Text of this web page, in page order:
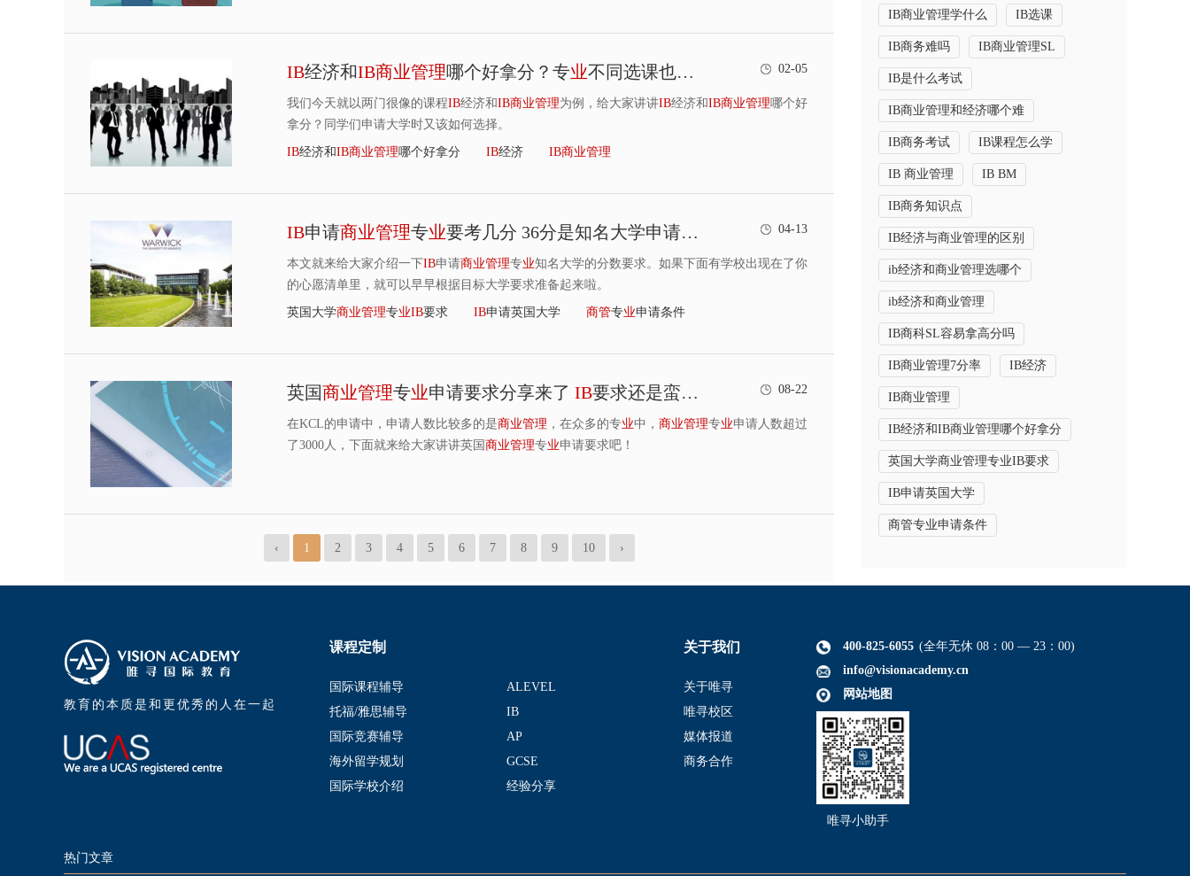
IB经济和IB商业管理哪个好拿分？专业不同选课也是有偏好的哦！ 02-05
我们今天就以两门很像的课程IB经济和IB商业管理为例，给大家讲讲IB经济和IB商业管理哪个好
拿分？同学们申请大学时又该如何选择。
IB经济和IB商业管理哪个好拿分 IB经济 IB商业管理
IB申请商业管理专业要考几分 36分是知名大学申请门槛 04-13
本文就来给大家介绍一下IB申请商业管理专业知名大学的分数要求。如果下面有学校出现在了你
的心愿清单里，就可以早早根据目标大学要求准备起来啦。
英国大学商业管理专业IB要求 IB申请英国大学 商管专业申请条件
英国商业管理专业申请要求分享来了 IB要求还是蛮高的 08-22
在KCL的申请中，申请人数比较多的是商业管理 ，在众多的专业中， 商业管理专业申请人数超过
了3000人，下面就来给大家讲讲英国 商业管理专业申请要求吧！
‹ 1 2 3 4 5 6 7 8 9 10 ›
IB商业管理学什么 IB选课
IB商务难吗 IB商业管理SL
IB是什么考试
IB商业管理和经济哪个难
IB商务考试 IB课程怎么学
IB 商业管理 IB BM
IB商务知识点
IB经济与商业管理的区别
ib经济和商业管理选哪个
ib经济和商业管理
IB商科SL容易拿高分吗
IB商业管理7分率 IB经济
IB商业管理
IB经济和IB商业管理哪个好拿分
英国大学商业管理专业IB要求
IB申请英国大学
商管专业申请条件
教育的本质是和更优秀的人在一起
课程定制
国际课程辅导
ALEVEL
托福/雅思辅导
IB
国际竞赛辅导
AP
海外留学规划
GCSE
国际学校介绍
经验分享
关于我们
关于唯寻
唯寻校区
媒体报道
商务合作
400-825-6055 (全年无休 08：00 — 23：00)
info@visionacademy.cn
网站地图
唯寻小助手
热门文章